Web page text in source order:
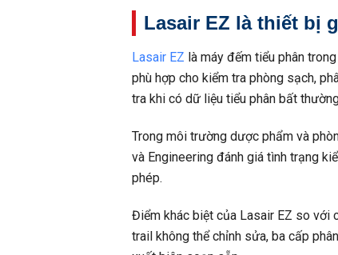
Lasair EZ là thiết bị
Lasair EZ là máy đếm tiểu phân
phù hợp cho kiểm tra phòng sạch,
tra khi có dữ liệu tiểu phân bất
Trong môi trường dược phẩm và
và Engineering đánh giá tình trạng
phép.
Điểm khác biệt của Lasair EZ so với
trail không thể chỉnh sửa, ba cấp